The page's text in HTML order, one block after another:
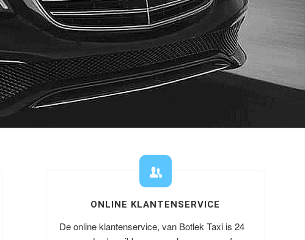
ONLINE KLANTENSERVICE
De online klantenservice, van Botlek Taxi is 24